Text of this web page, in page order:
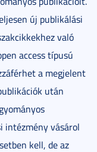
új publikálási
való
access típusú
a megjelent
után
intézmény vásárol
kell, de az